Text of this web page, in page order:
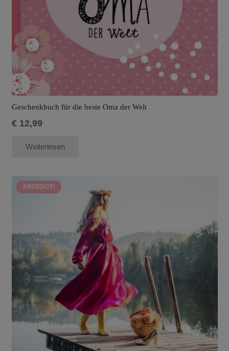
Geschenkbuch für die beste Oma der Welt
€12,99
Weiterlesen
ANGEBOT!